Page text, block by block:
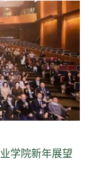
学院新年展望